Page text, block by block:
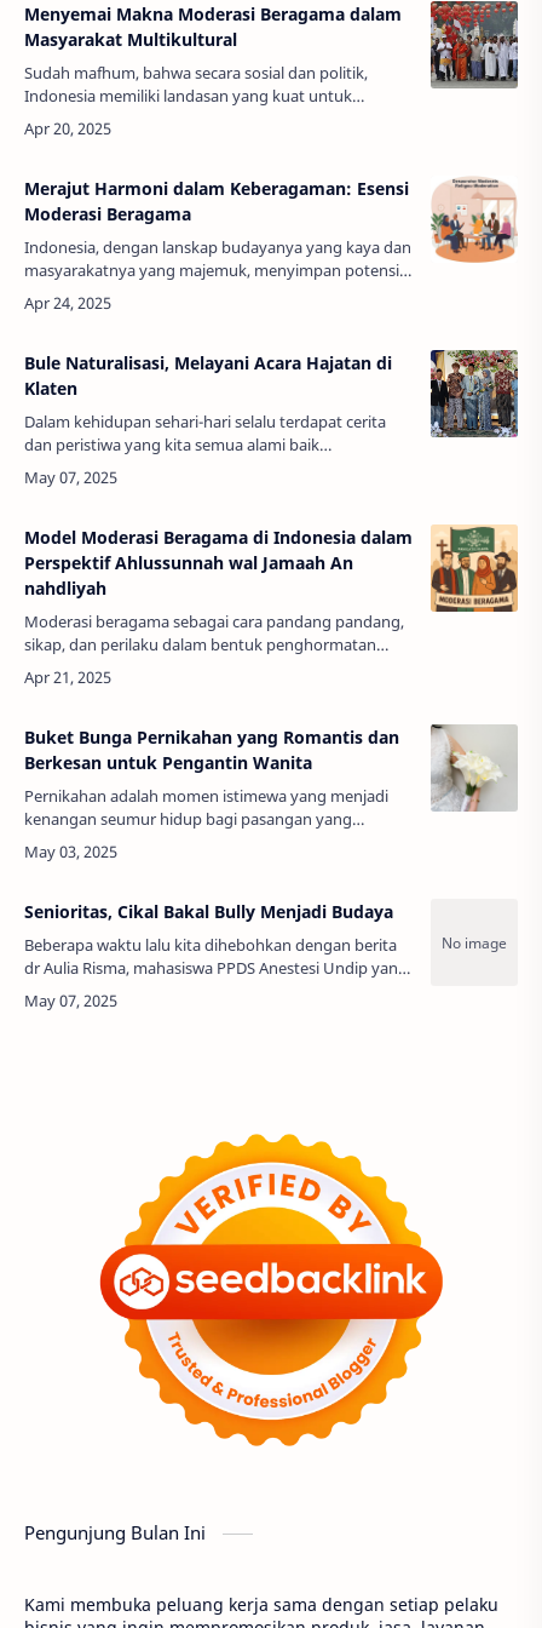
Menyemai Makna Moderasi Beragama dalam
Masyarakat Multikultural
Sudah mafhum, bahwa secara sosial dan politik,
Indonesia memiliki landasan yang kuat untuk
mengembangkan gagasan moderasi beragama.
Sekurang-kurangnya, ada tiga prinsip dasar negar…
Merajut Harmoni dalam Keberagaman: Esensi
Moderasi Beragama
Indonesia, dengan lanskap budayanya yang kaya dan
masyarakatnya yang majemuk, menyimpan potensi
sekaligus tantangan dalam kehidupan beragama. Di
tengah keberagaman keyakinan yang t…
Bule Naturalisasi, Melayani Acara Hajatan di
Klaten
Dalam kehidupan sehari-hari selalu terdapat cerita
dan peristiwa yang kita semua alami baik
menyenangkan atau menyedihkan. Peristiwa atau
kejadian dapat terjadi dikarenakan adanya …
Model Moderasi Beragama di Indonesia dalam
Perspektif Ahlussunnah wal Jamaah An
nahdliyah
Moderasi beragama sebagai cara pandang pandang,
sikap, dan perilaku dalam bentuk penghormatan
terhadap perbedaan dan kebhinekaan dalam
kehidupan berbangsa dan bernegara. Namun di m…
Buket Bunga Pernikahan yang Romantis dan
Berkesan untuk Pengantin Wanita
Pernikahan adalah momen istimewa yang menjadi
kenangan seumur hidup bagi pasangan yang
berbahagia. Dalam setiap pernikahan, kehadiran
buket bunga menjadi simbol keindahan dan cinta…
Senioritas, Cikal Bakal Bully Menjadi Budaya
Beberapa waktu lalu kita dihebohkan dengan berita
dr Aulia Risma, mahasiswa PPDS Anestesi Undip yang
menjadi korban bully. Padahal, dilihat kasat mata pun
universitas dan lingkunga…
Pengunjung Bulan Ini
Kami membuka peluang kerja sama dengan setiap pelaku